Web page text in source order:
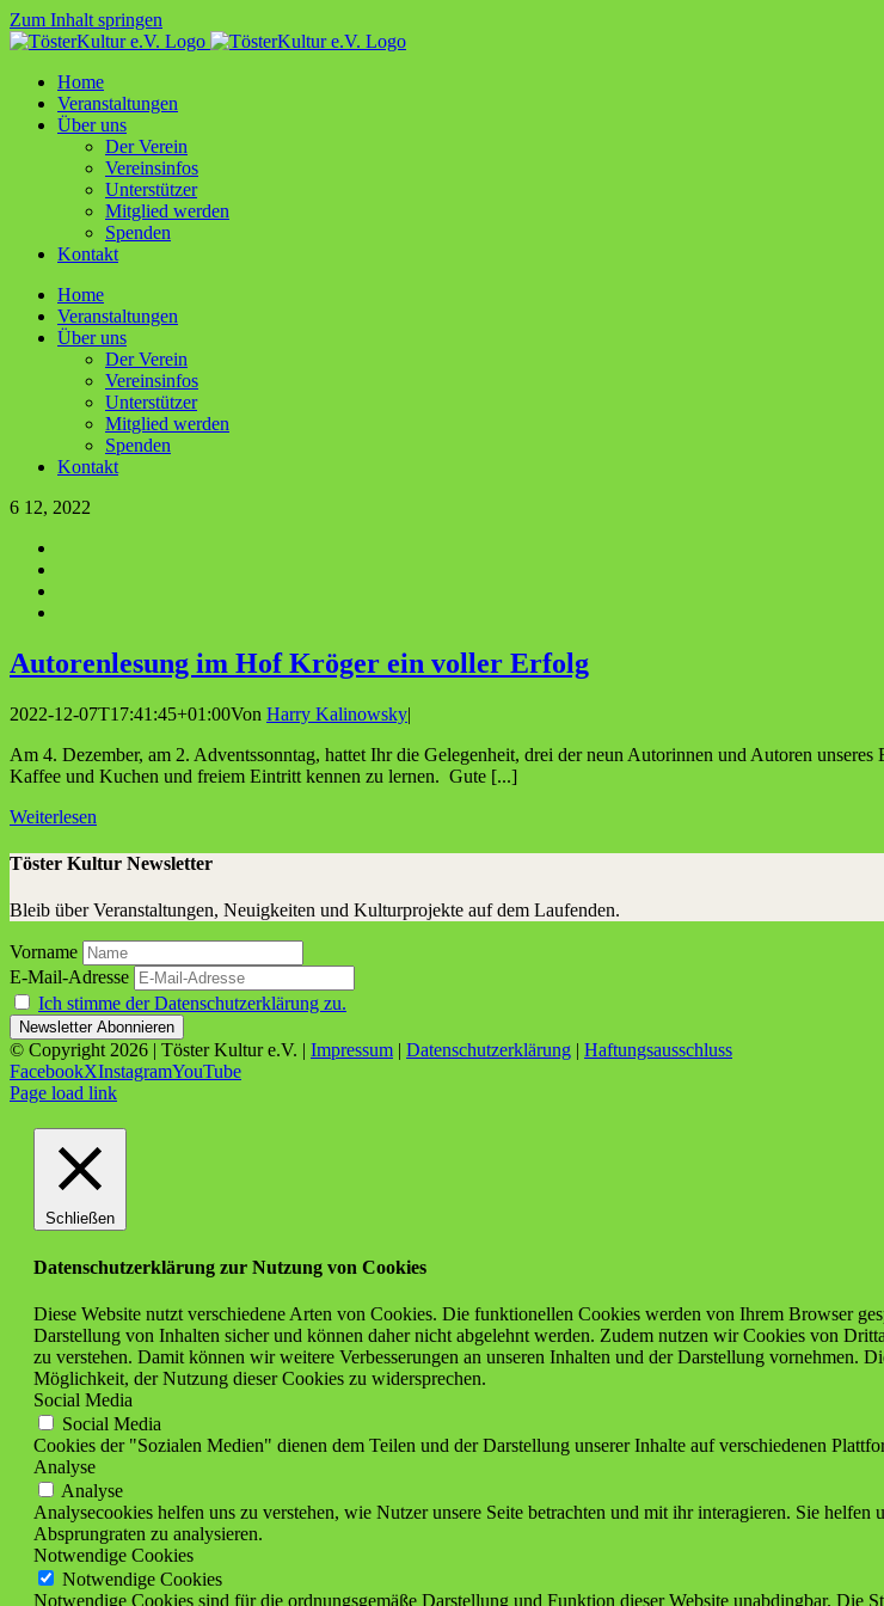
Zum Inhalt springen
Home
Ver­an­stal­tun­gen
Über uns
Der Ver­ein
Ver­ein­sin­fos
Unter­stüt­zer
Mit­glied werden
Spen­den
Kon­takt
Home
Ver­an­stal­tun­gen
Über uns
Der Ver­ein
Ver­ein­sin­fos
Unter­stüt­zer
Mit­glied werden
Spen­den
Kon­takt
6 12, 2022
Autoren­le­sung im Hof Krö­ger ein vol­ler Erfolg
2022-12-07T17:41:45+01:00Von Harry Kalinowsky|
Am 4. Dezember, am 2. Adventssonntag, hattet Ihr die Gelegenheit, drei der neun Autorinnen und Autoren
Kaffee und Kuchen und freiem Eintritt kennen zu lernen. Gute [...]
Weiterlesen
Töster Kultur Newsletter
Bleib über Veranstaltungen, Neuigkeiten und Kulturprojekte auf dem Laufenden.
Vorname
E-Mail-Adresse
Ich stimme der Datenschutzerklärung zu.
© Copyright 2026 | Töster Kultur e.V. | Impressum | Datenschutzerklärung | Haftungsausschluss
FacebookXInstagramYouTube
Page load link
Schließen
Datenschutzerklärung zur Nutzung von Cookies
Diese Website nutzt verschiedene Arten von Cookies. Die funktionellen Cookies werden von Ihrem Browser
Darstellung von Inhalten sicher und können daher nicht abgelehnt werden. Zudem nutzen wir Cookies von
zu verstehen. Damit können wir weitere Verbesserungen an unseren Inhalten und der Darstellung vornehmen.
Möglichkeit, der Nutzung dieser Cookies zu widersprechen.
Social Media
Social Media
Cookies der "Sozialen Medien" dienen dem Teilen und der Darstellung unserer Inhalte auf verschiedenen
Analyse
Analyse
Analysecookies helfen uns zu verstehen, wie Nutzer unsere Seite betrachten und mit ihr interagieren. Sie
Absprungraten zu analysieren.
Notwendige Cookies
Notwendige Cookies
Notwendige Cookies sind für die ordnungsgemäße Darstellung und Funktion dieser Website unabdingbar. Die